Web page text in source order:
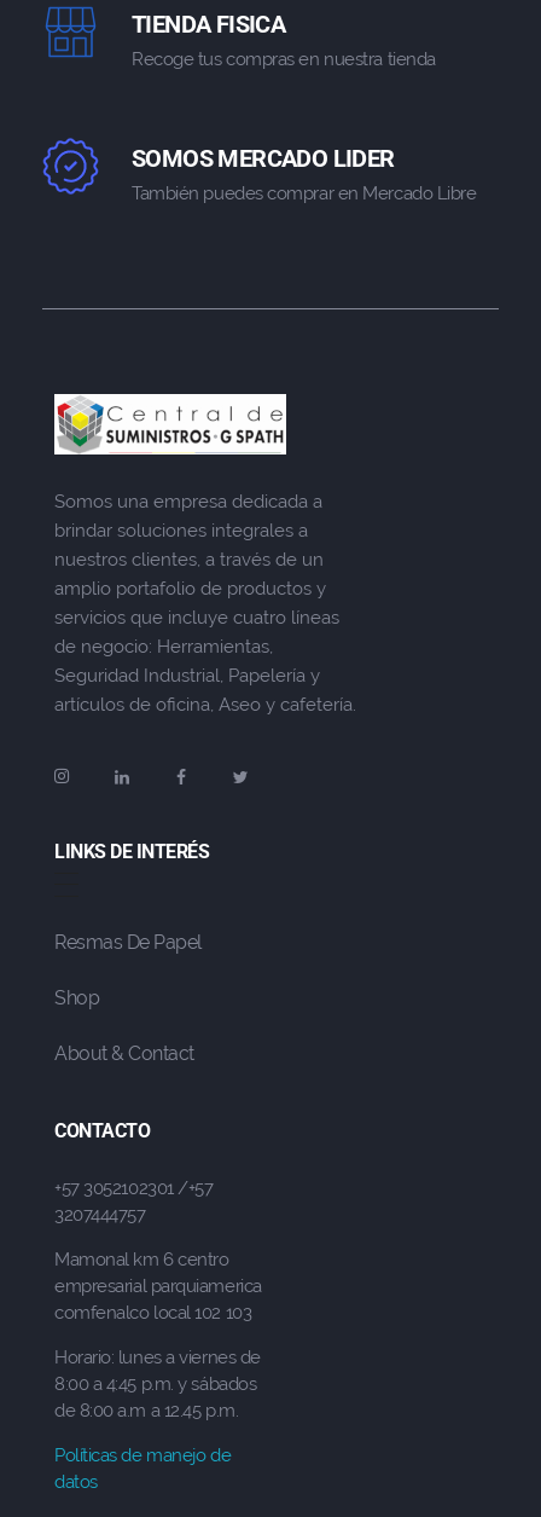
TIENDA FISICA
Recoge tus compras en nuestra tienda
SOMOS MERCADO LIDER
También puedes comprar en Mercado Libre
Somos una empresa dedicada a
brindar soluciones integrales a
nuestros clientes, a través de un
amplio portafolio de productos y
servicios que incluye cuatro líneas
de negocio: Herramientas,
Seguridad Industrial, Papelería y
artículos de oficina, Aseo y cafetería.
LINKS DE INTERÉS
Resmas De Papel
Shop
About & Contact
CONTACTO
+57 3052102301 /+57
3207444757
Mamonal km 6 centro
empresarial parquiamerica
comfenalco local 102 103
Horario: lunes a viernes de
8:00 a 4:45 p.m. y sábados
de 8:00 a.m a 12.45 p.m.
Políticas de manejo de
datos